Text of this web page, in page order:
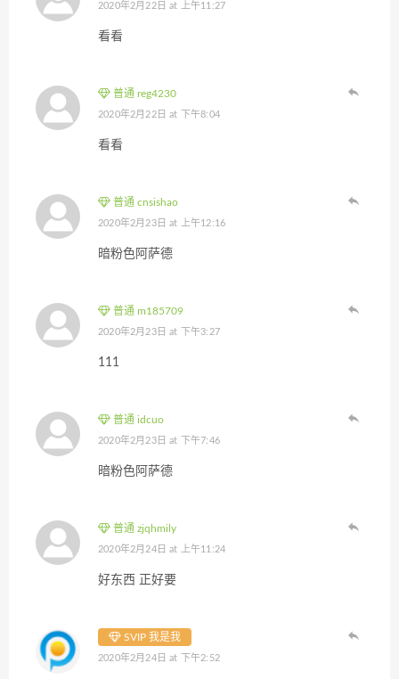
2020年2月22日 at 上午11:27
看看
普通 reg4230
2020年2月22日 at 下午8:04
看看
普通 cnsishao
2020年2月23日 at 上午12:16
暗粉色阿萨德
普通 m185709
2020年2月23日 at 下午3:27
111
普通 idcuo
2020年2月23日 at 下午7:46
暗粉色阿萨德
普通 zjqhmily
2020年2月24日 at 上午11:24
好东西 正好要
SVIP 我是我
2020年2月24日 at 下午2:52